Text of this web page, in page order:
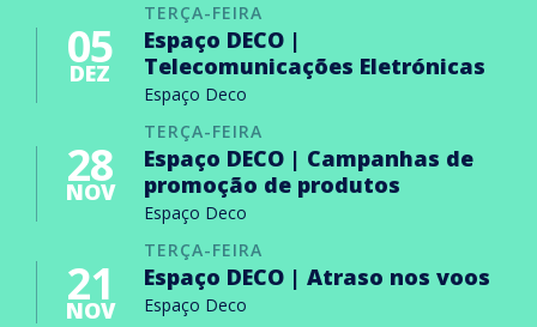
TERÇA-FEIRA
05
DEZ
Espaço DECO |
Telecomunicações Eletrónicas
Espaço Deco
TERÇA-FEIRA
28
NOV
Espaço DECO | Campanhas de
promoção de produtos
Espaço Deco
TERÇA-FEIRA
21
NOV
Espaço DECO | Atraso nos voos
Espaço Deco